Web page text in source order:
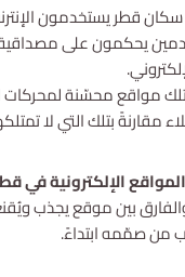
قطر يستخدمون
يحكمون على
مواقع محسّنة
مقارنةً بتلك التي لا
الإلكترونية في
والفارق بين موقع يجذب
من صمّمه ابتداءً.